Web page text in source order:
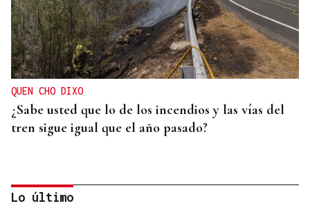
QUEN CHO DIXO
¿Sabe usted que lo de los incendios y las vías del
tren sigue igual que el año pasado?
Lo último